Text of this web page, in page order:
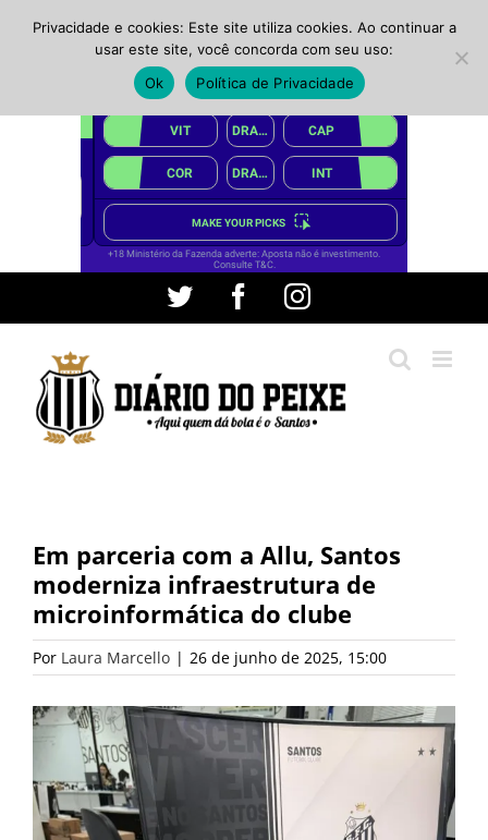
conteúdo
Twitter FacebookInstagram
Em parceria com a Allu, Santos
moderniza infraestrutura de
microinformática do clube
Por Laura Marcello | 26 de junho de 2025, 15:00
Privacidade e cookies: Este site utiliza cookies. Ao continuar a
usar este site, você concorda com seu uso:
Ok
Política de Privacidade